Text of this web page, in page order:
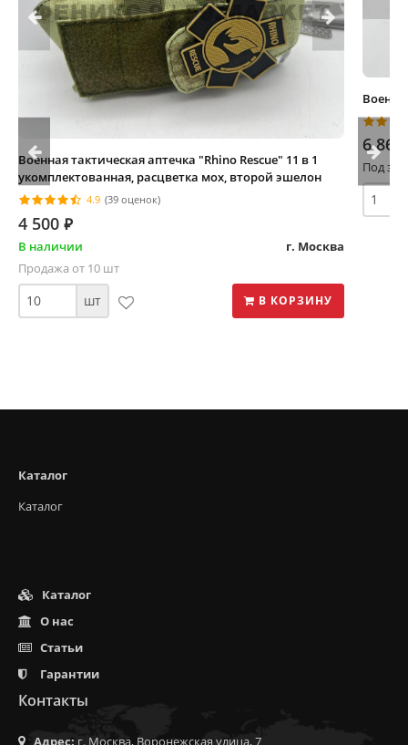
Военная тактическая аптечка "Rhino Rescue" 11 в 1
укомплектованная, расцветка мох, второй эшелон
4.9 (39 оценок)
4 500 ⃏
В наличии
г. Москва
Продажа от 10 шт
шт В КОРЗИНУ
6 860
Под
Каталог
Каталог
Каталог
О нас
Статьи
Гарантии
Контакты
Адрес: г. Москва, Воронежская улица, 7